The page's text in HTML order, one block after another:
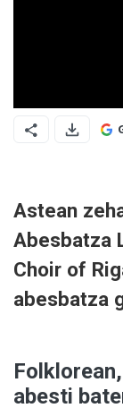
Astean
Abesbatza
Choir of
abesbatza
abesti